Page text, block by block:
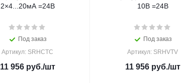
2×4...20мА =24В
Под заказ
Артикул: SRHCTC
11 956руб./шт
10В =24В
Под заказ
Артикул: SRHVTV
11 956руб./шт